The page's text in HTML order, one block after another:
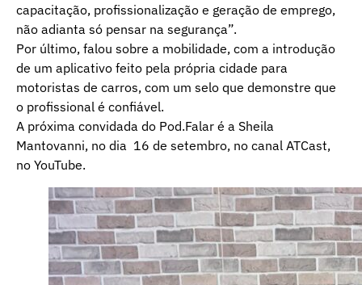
capacitação, profissionalização e geração de emprego,
não adianta só pensar na segurança”.
Por último, falou sobre a mobilidade, com a introdução
de um aplicativo feito pela própria cidade para
motoristas de carros, com um selo que demonstre que
o profissional é confiável.
A próxima convidada do Pod.Falar é a Sheila
Mantovanni, no dia 16 de setembro, no canal ATCast,
no YouTube.